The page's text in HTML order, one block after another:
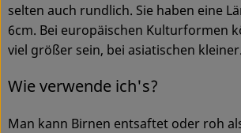
selten auch rundlich. Sie haben eine
6cm. Bei europäischen Kulturformen
viel größer sein, bei asiatischen kleiner.
Wie verwende ich's?
Man kann Birnen entsaftet oder roh